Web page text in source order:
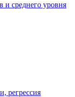
среднего уровня
регрессия